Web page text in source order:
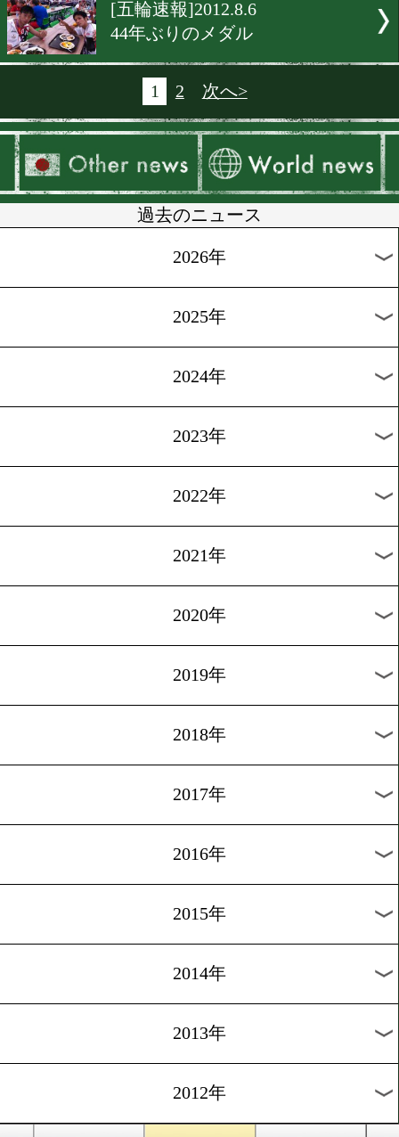
[意気込み]2012.8.9
五輪戦士、準決勝直前
[五輪ニュース]2012.8.7
村田もメダル確定
[海外ニュース]2012.8.6
ドネアが西岡戦を発表
[五輪ニュース]2012.8.6
清水、次戦は10日
44年ぶりのメダル
1 2 次へ>
過去のニュース
2025年
2024年
2022年
2021年